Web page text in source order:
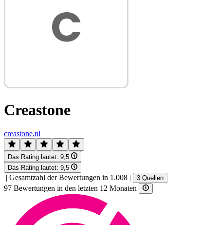
Creastone
creastone.nl
Das Rating lautet: 9,5
Das Rating lautet: 9,5
| Gesamtzahl der Bewertungen in 1.008 | 3 Quellen
97 Bewertungen in den letzten 12 Monaten